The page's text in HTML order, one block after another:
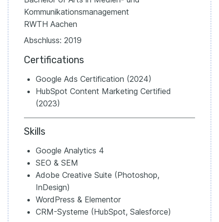
Kommunikationsmanagement
RWTH Aachen
Abschluss: 2019
Certifications
Google Ads Certification (2024)
HubSpot Content Marketing Certified
(2023)
Skills
Google Analytics 4
SEO & SEM
Adobe Creative Suite (Photoshop,
InDesign)
WordPress & Elementor
CRM-Systeme (HubSpot, Salesforce)